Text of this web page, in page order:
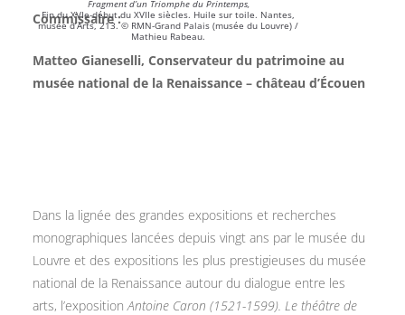
Fragment d’un Triomphe du Printemps,
Fin du XVIe-début du XVIIe siècles. Huile sur toile. Nantes,
musée d’Arts, 213. © RMN-Grand Palais (musée du Louvre) /
Mathieu Rabeau.
Commissaire :
Matteo Gianeselli, Conservateur du patrimoine au
musée national de la Renaissance – château d’Écouen
Dans la lignée des grandes expositions et recherches
monographiques lancées depuis vingt ans par le musée du
Louvre et des expositions les plus prestigieuses du musée
national de la Renaissance autour du dialogue entre les
arts, l’exposition Antoine Caron (1521-1599). Le théâtre de